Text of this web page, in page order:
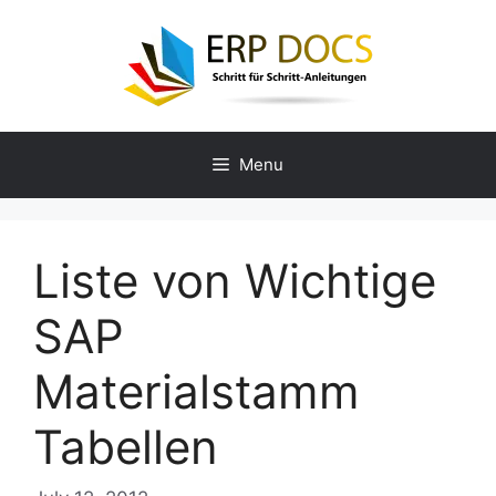
Menu
Liste von Wichtige
SAP
Materialstamm
Tabellen